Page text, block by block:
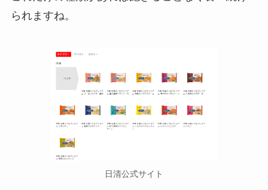
られますね。
日清公式サイト